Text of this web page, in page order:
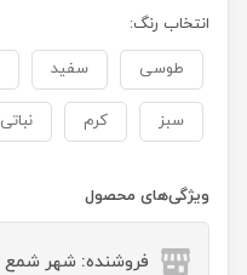
انتخاب رنگ:
طوسی سفید
سبز کرم نباتی
ویژگی‌های محصول
فروشنده: شهر شمع